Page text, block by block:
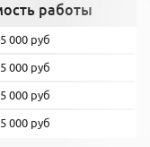
работы
5 000 руб
5 000 руб
5 000 руб
5 000 руб